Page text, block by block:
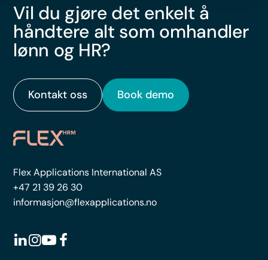
Vil du gjøre det enkelt å
håndtere alt som omhandler
lønn og HR?
Kontakt oss Book demo
Flex Applications International AS
+47 21 39 26 30
informasjon@flexapplications.no